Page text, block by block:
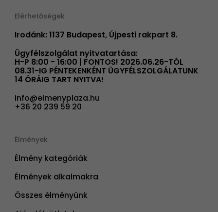
Elérhetőségek
Irodánk: 1137 Budapest, Újpesti rakpart 8.
Ügyfélszolgálat nyitvatartása:
H-P 8:00 - 16:00 | FONTOS! 2026.06.26-TÓL
08.31-IG PÉNTEKENKÉNT ÜGYFÉLSZOLGÁLATUNK
14 ÓRÁIG TART NYITVA!
info@elmenyplaza.hu
+36 20 239 59 20
Élmények
Élmény kategóriák
Élmények alkalmakra
Összes élményünk